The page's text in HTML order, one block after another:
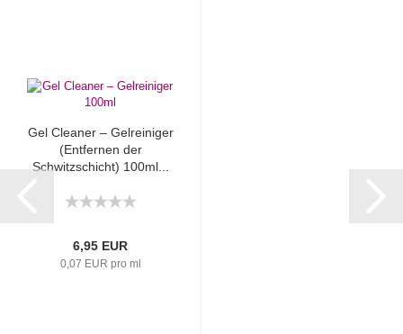
Gel Cleaner – Gelreiniger
(Entfernen der
Schwitzschicht) 100ml...
6,95 EUR
0,07 EUR pro ml